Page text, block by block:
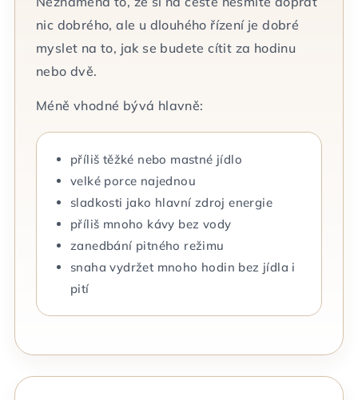
nic dobrého, ale u dlouhého řízení je dobré
myslet na to, jak se budete cítit za hodinu
nebo dvě.
Méně vhodné bývá hlavně:
příliš těžké nebo mastné jídlo
velké porce najednou
sladkosti jako hlavní zdroj energie
příliš mnoho kávy bez vody
zanedbání pitného režimu
snaha vydržet mnoho hodin bez jídla i
pití